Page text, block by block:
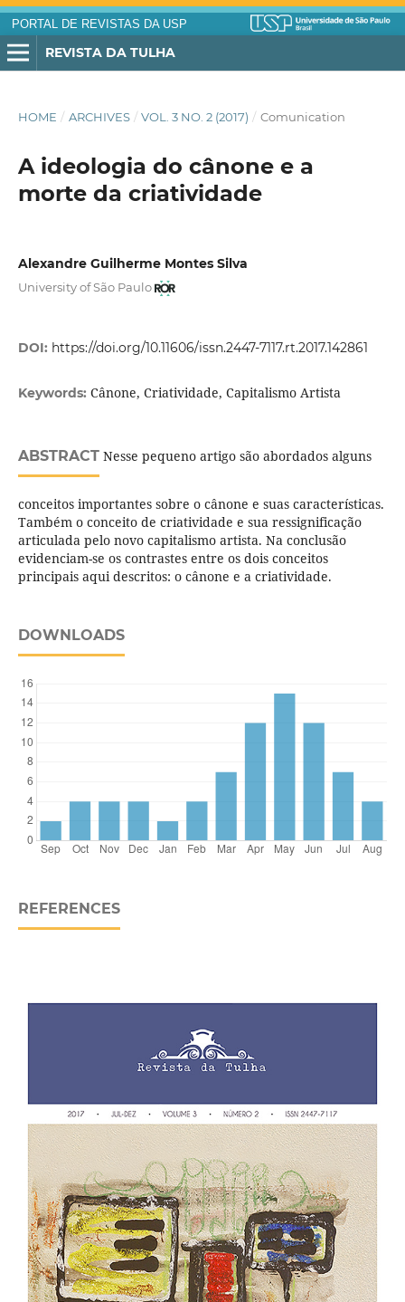
PORTAL DE REVISTAS DA USP
REVISTA DA TULHA
HOME / ARCHIVES / VOL. 3 NO. 2 (2017) / Comunication
A ideologia do cânone e a
morte da criatividade
Alexandre Guilherme Montes Silva
University of São Paulo
DOI: https://doi.org/10.11606/issn.2447-7117.rt.2017.142861
Keywords: Cânone, Criatividade, Capitalismo Artista
ABSTRACTNesse pequeno artigo são abordados alguns
conceitos importantes sobre o cânone e suas características.
Também o conceito de criatividade e sua ressignificação
articulada pelo novo capitalismo artista. Na conclusão
evidenciam-se os contrastes entre os dois conceitos
principais aqui descritos: o cânone e a criatividade.
DOWNLOADS
REFERENCES